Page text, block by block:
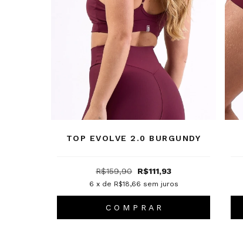
TOP EVOLVE 2.0 BURGUNDY
R$159,90 R$111,93
6 x de R$18,66 sem juros
C O M P R A R